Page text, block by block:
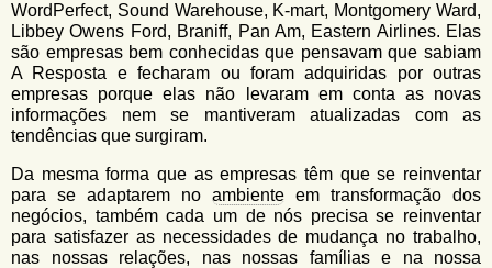
WordPerfect, Sound Warehouse, K-mart, Montgomery Ward,
Libbey Owens Ford, Braniff, Pan Am, Eastern Airlines. Elas
são empresas bem conhecidas que pensavam que sabiam
A Resposta e fecharam ou foram adquiridas por outras
empresas porque elas não levaram em conta as novas
informações nem se mantiveram atualizadas com as
tendências que surgiram.
Da mesma forma que as empresas têm que se reinventar
para se adaptarem no ambiente em transformação dos
negócios, também cada um de nós precisa se reinventar
para satisfazer as necessidades de mudança no trabalho,
nas nossas relações, nas nossas famílias e na nossa